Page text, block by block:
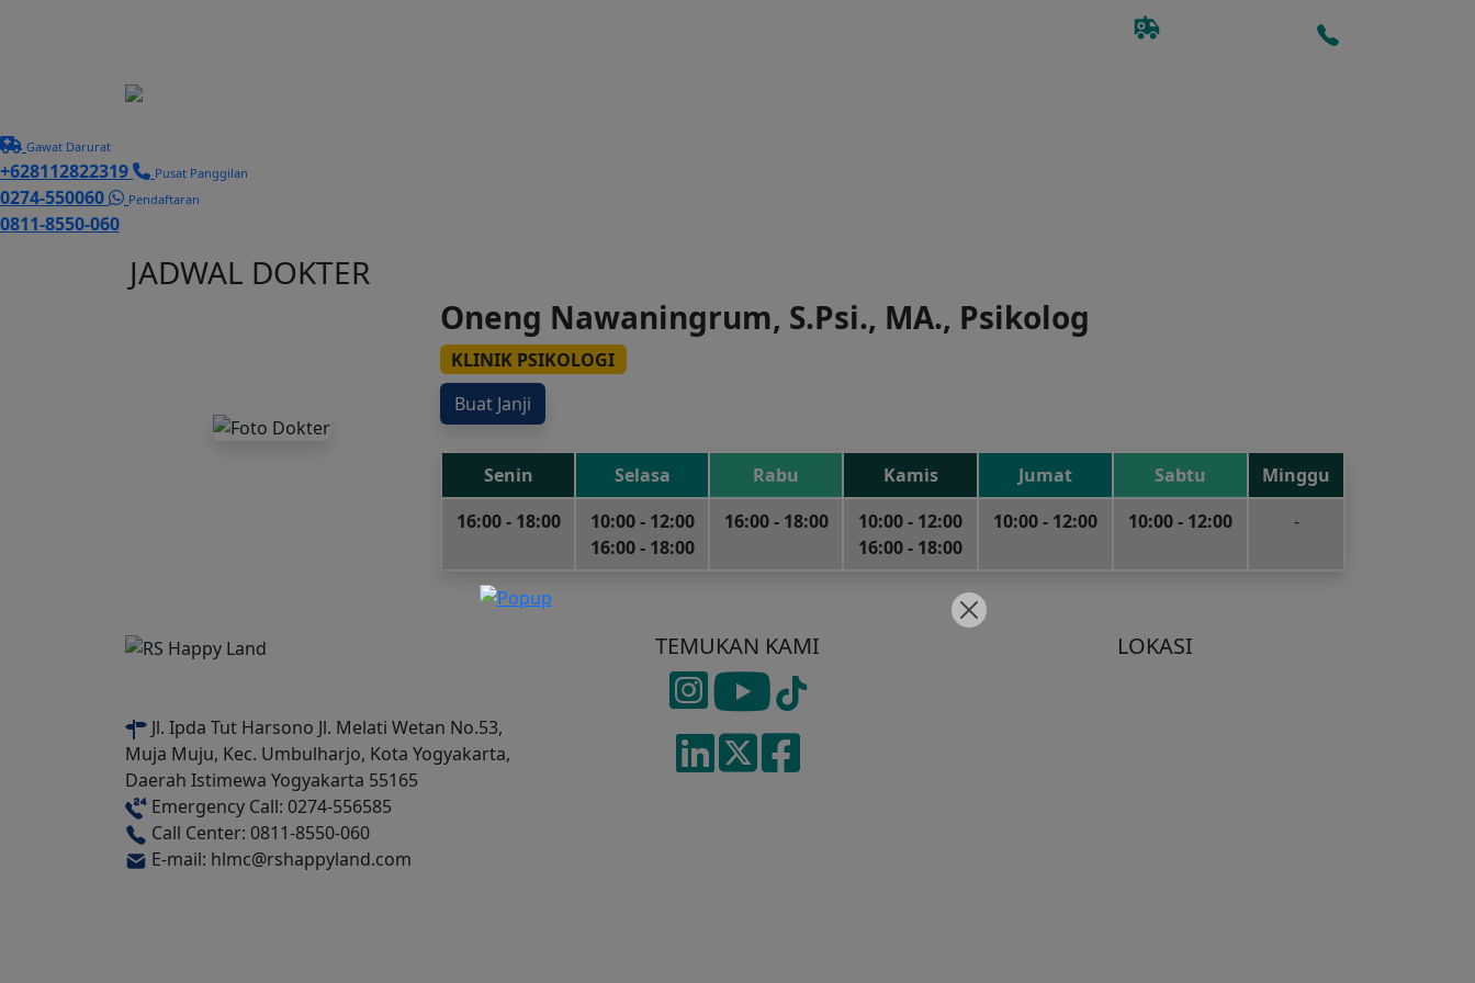
Gawat Darurat
+628112822319 Pusat Panggilan
0274-550060 Pendaftaran
0811-8550-060
JADWAL DOKTER
Oneng Nawaningrum, S.Psi., MA., Psikolog
KLINIK PSIKOLOGI
Buat Janji
Senin Selasa Rabu Kamis Jumat Sabtu
Minggu
16:00 - 18:00
10:00 - 12:00
16:00 - 18:00
16:00 - 18:00
10:00 - 12:00
16:00 - 18:00
10:00 - 12:00 10:00 - 12:00 -
Jl. Ipda Tut Harsono Jl. Melati Wetan No.53,
Muja Muju, Kec. Umbulharjo, Kota Yogyakarta,
Daerah Istimewa Yogyakarta 55165
Emergency Call: 0274-556585
Call Center: 0811-8550-060
E-mail: hlmc@rshappyland.com
TEMUKAN KAMI LOKASI